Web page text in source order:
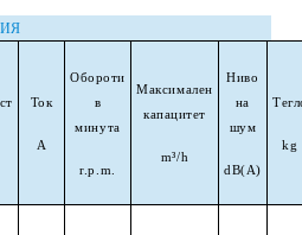
Ток
A
Обороти
в
минута
r.p.m.
Максимален
капацитет
m³/h
Ниво
на
шум
dB(A)
kg